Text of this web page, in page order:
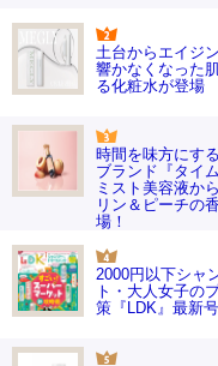
土台からエイジ
響かなくなった
る化粧水が登場
時間を味方にす
ブランド『タイ
ミスト美容液か
リン＆ピーチの
場！
2000円以下シャ
ト・大人女子の
策『LDK』最新号